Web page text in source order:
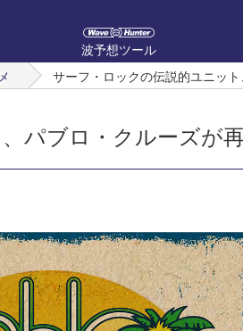
波予想ツール
サーフ・ロックの伝説的ユニッ
パブロ・クルーズが